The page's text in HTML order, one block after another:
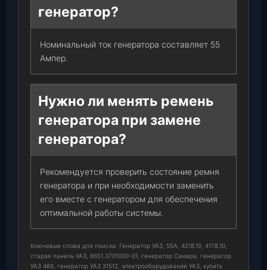
генератор?
Номинальный ток генератора составляет 55
Ампер.
Нужно ли менять ремень
генератора при замене
генератора?
Рекомендуется проверить состояние ремня
генератора и при необходимости заменить
его вместе с генератором для обеспечения
оптимальной работы системы.
Ключевые слова для поиска: Генератор УАЗ, 55А, 4218.10, 4178.10,
старая панель УАЗ, 6651.3701000-01, генератор Самара, генератор
УАЗ 469, генератор УАЗ 31512, электрооборудование УАЗ, купить